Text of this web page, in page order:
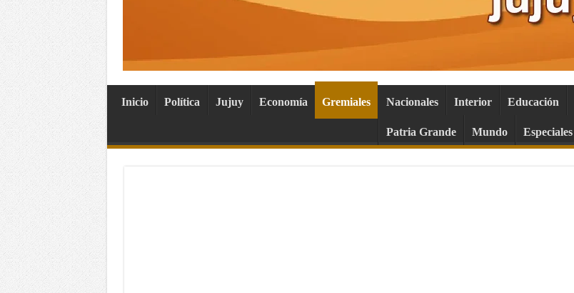
Inicio Política Jujuy Economía Gremiales Nacionales Interior Educación
Patria Grande Mundo Especiales